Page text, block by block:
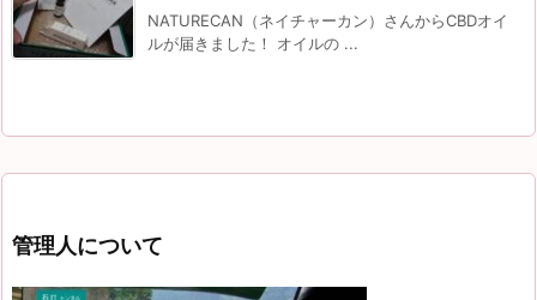
NATURECAN（ネイチャーカン）さんからCBDオイ
ルが届きました！ オイルの ...
管理人について